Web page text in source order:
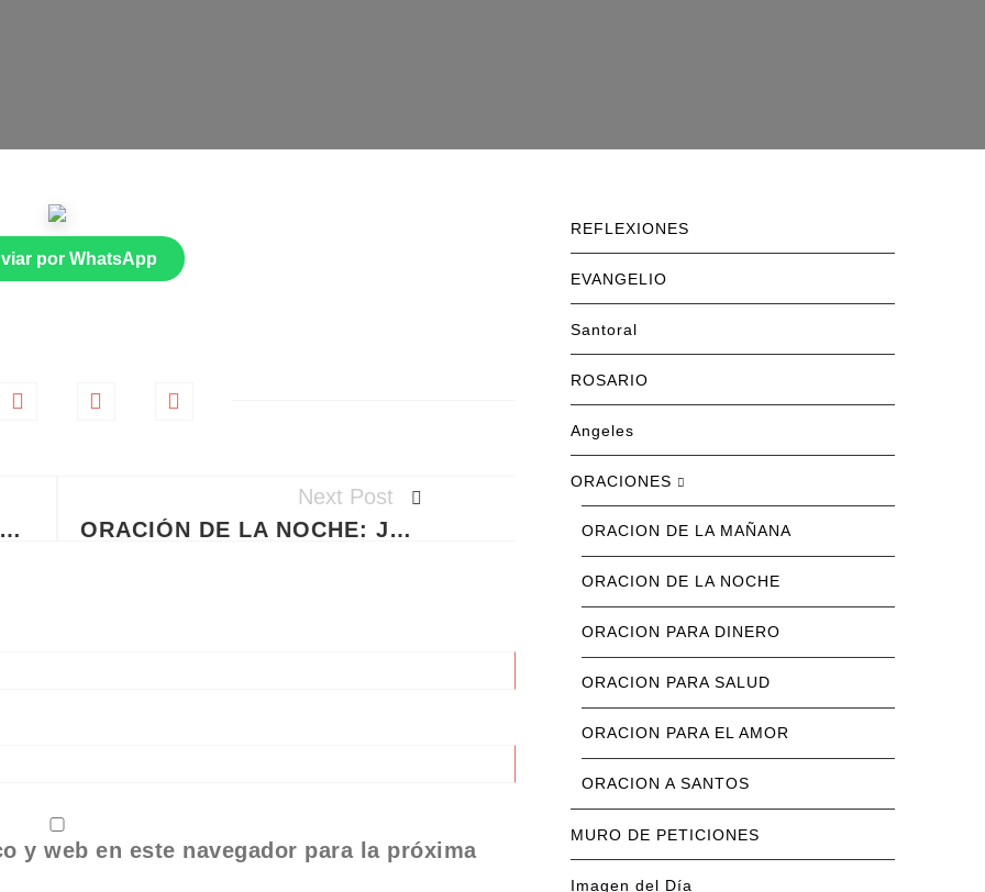
por WhatsApp
ARCÁNGEL URIEL Y EL FUEGO DE LA ALQUIMIA: TU GUÍA DIARIA DE PROSPERIDAD Y SABIDURÍA
Next Post
ORACIÓN DE LA NOCHE: JUEVES 11 DE JUNIO DE 2026
y web en este navegador para la próxima
REFLEXIONES
EVANGELIO
Santoral
ROSARIO
Angeles
ORACIONES
ORACION DE LA MAÑANA
ORACION DE LA NOCHE
ORACION PARA DINERO
ORACION PARA SALUD
ORACION PARA EL AMOR
ORACION A SANTOS
MURO DE PETICIONES
Imagen del Día